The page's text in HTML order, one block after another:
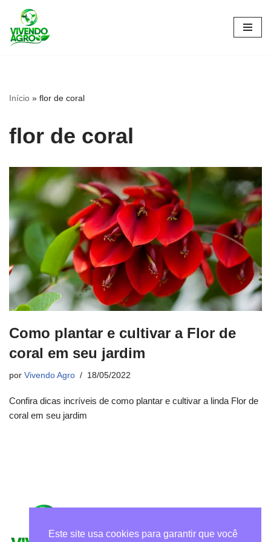
Pular
para
Início » flor de coral
flor de coral
Como plantar e cultivar a Flor de
coral em seu jardim
por Vivendo Agro 18/05/2022
Confira dicas incríveis de como plantar e cultivar a linda Flor de
coral em seu jardim
Este site usa cookies para garantir que você